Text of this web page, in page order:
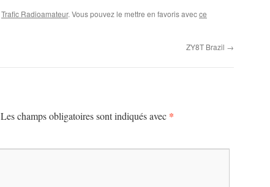
Trafic Radioamateur. Vous pouvez le mettre en favoris avecce
ZY8T Brazil →
Les champs obligatoires sont indiqués avec *